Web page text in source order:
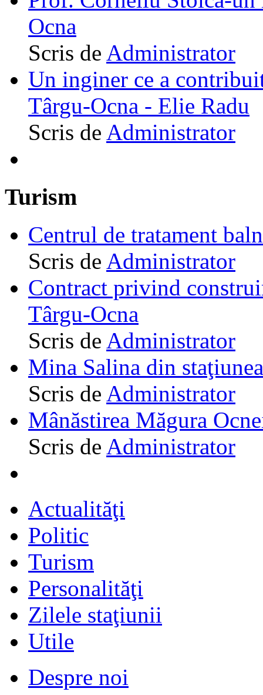
Ocna
Scris de Administrator
Un inginer ce a
Târgu-Ocna - Elie Radu
Scris de Administrator
Turism
Centrul de tratament
Scris de Administrator
Contract privind
Târgu-Ocna
Scris de Administrator
Mina Salina din
Scris de Administrator
Mânăstirea Măgura
Scris de Administrator
Actualităţi
Politic
Turism
Personalităţi
Zilele staţiunii
Utile
Despre noi